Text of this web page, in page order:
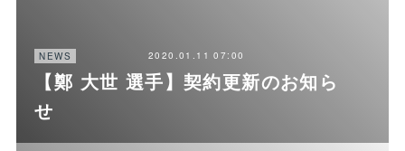
NEWS 2020.01.11 07:00
【鄭 大世 選手】契約更新のお知ら
せ